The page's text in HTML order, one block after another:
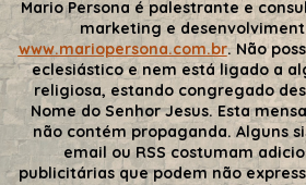
Mario Persona é palestrante e
marketing e
www.mariopersona.com.br. Não
eclesiástico e nem está ligado a
religiosa, estando congregado
Nome do Senhor Jesus. Esta
não contém propaganda. Alguns
email ou RSS costumam
publicitárias que podem não